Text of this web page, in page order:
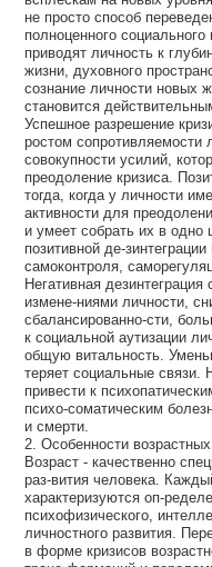
не просто способ
полноценного
приводят личность к
жизни, духовного
сознание личности новых
становится
Успешное разрешение
ростом сопротивляемости
совокупности усилий,
преодоление кризиса.
тогда, когда у личности
активности для
и умеет собрать их в
позитивной де-
самоконтроля,
Негативная
измене-ниями личности,
сбалансированно-сти,
к социальной аутизации
общую витальность.
теряет социальные связи.
привести к
психо-соматическим
и смерти.
2. Особенности
Возраст - качественно
раз-вития человека.
характеризуются оп-
психофизического,
личностного развития.
в форме кризисов